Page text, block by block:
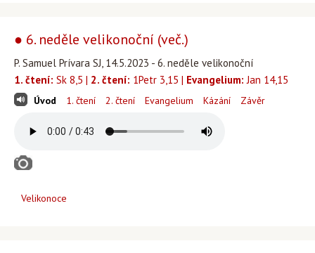
● 6. neděle velikonoční (več.)
P. Samuel Prívara SJ, 14.5.2023 - 6. neděle velikonoční
1. čtení: Sk 8,5 | 2. čtení: 1Petr 3,15 | Evangelium: Jan 14,15
Úvod 1. čtení 2. čtení Evangelium Kázání Závěr
Velikonoce